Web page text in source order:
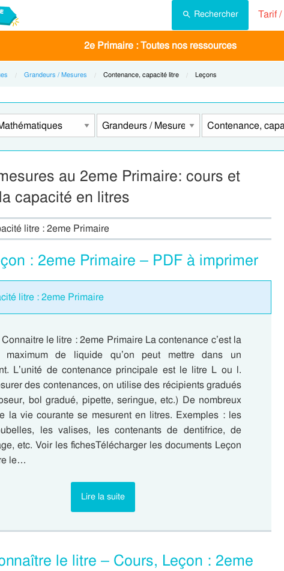
Rechercher Tarif /
2e Primaire : Toutes nos ressources
Grandeurs / Mesures Current:
Contenance, capacité litre Current:
Leçons
au 2eme Primaire: cours et
capacité en litres
litre : 2eme Primaire
: 2eme Primaire – PDF à imprimer
litre : 2eme Primaire
le litre : 2eme Primaire La contenance c’est la
maximum de liquide qu’on peut mettre dans un
L’unité de contenance principale est le litre L ou l.
des contenances, on utilise des récipients gradués
bol gradué, pipette, seringue, etc.) De nombreux
la vie courante se mesurent en litres. Exemples : les
les valises, les contenants de dentifrice, de
etc. Voir les fichesTélécharger les documents Leçon
le…
Lire la suite
le litre – Cours, Leçon : 2eme